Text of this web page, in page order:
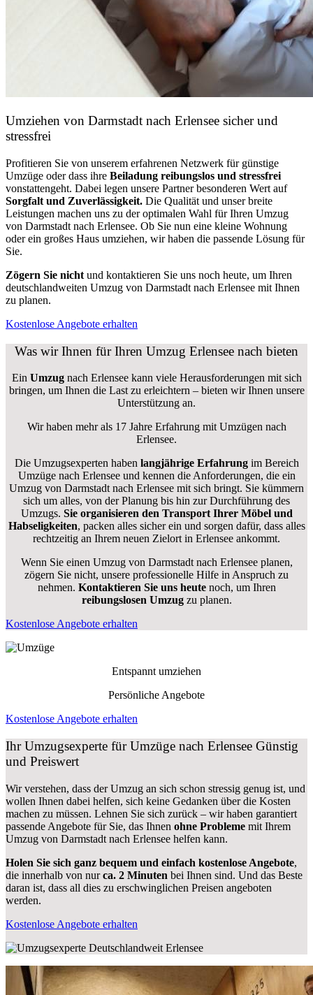
Umziehen von Darmstadt nach Erlensee sicher und
stressfrei
Profitieren Sie von unserem erfahrenen Netzwerk für günstige
Umzüge oder dass ihre Beiladung reibungslos und stressfrei
vonstattengeht. Dabei legen unsere Partner besonderen Wert auf
Sorgfalt und Zuverlässigkeit. Die Qualität und unser breite
Leistungen machen uns zu der optimalen Wahl für Ihren Umzug
von Darmstadt nach Erlensee. Ob Sie nun eine kleine Wohnung
oder ein großes Haus umziehen, wir haben die passende Lösung für
Sie.
Zögern Sie nicht und kontaktieren Sie uns noch heute, um Ihren
deutschlandweiten Umzug von Darmstadt nach Erlensee mit Ihnen
zu planen.
Kostenlose Angebote erhalten
Was wir Ihnen für Ihren Umzug Erlensee nach bieten
Ein Umzugnach Erlensee kann viele Herausforderungen mit sich
bringen, um Ihnen die Last zu erleichtern – bieten wir Ihnen unsere
Unterstützung an.
Wir haben mehr als 17 Jahre Erfahrung mit Umzügen nach
Erlensee.
Die Umzugsexperten haben langjährige Erfahrungim Bereich
Umzüge nach Erlensee und kennen die Anforderungen, die ein
Umzug von Darmstadt nach Erlensee mit sich bringt. Sie kümmern
sich um alles, von der Planung bis hin zur Durchführung des
Umzugs. Sie organisieren den Transport Ihrer Möbel und
Habseligkeiten, packen alles sicher ein und sorgen dafür, dass alles
rechtzeitig an Ihrem neuen Zielort in Erlensee ankommt.
Wenn Sie einen Umzug von Darmstadt nach Erlensee planen,
zögern Sie nicht, unsere professionelle Hilfe in Anspruch zu
nehmen. Kontaktieren Sie uns heutenoch, um Ihren
reibungslosen Umzugzu planen.
Kostenlose Angebote erhalten
Entspannt umziehen
Persönliche Angebote
Kostenlose Angebote erhalten
Ihr Umzugsexperte für Umzüge nach Erlensee Günstig
und Preiswert
Wir verstehen, dass der Umzug an sich schon stressig genug ist, und
wollen Ihnen dabei helfen, sich keine Gedanken über die Kosten
machen zu müssen. Lehnen Sie sich zurück – wir haben garantiert
passende Angebote für Sie, das Ihnen ohne Probleme mit Ihrem
Umzug von Darmstadt nach Erlensee helfen kann.
Holen Sie sich ganz bequem und einfach kostenlose Angebote,
die innerhalb von nurca. 2 Minuten bei Ihnen sind. Und das Beste
daran ist, dass all dies zu erschwinglichen Preisen angeboten
werden.
Kostenlose Angebote erhalten